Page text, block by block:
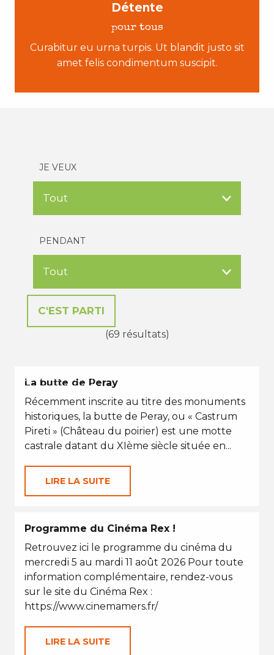
Détente
pour tous
Curabitur eu urna turpis. Ut blandit justo sit
amet felis condimentum suscipit.
JE VEUX
PENDANT
(69 résultats)
VACANCES D'ÉTÉ
La butte de Peray
Récemment inscrite au titre des monuments
historiques, la butte de Peray, ou « Castrum
Pireti » (Château du poirier) est une motte
castrale datant du XIème siècle située en...
LIRE LA SUITE
Programme du Cinéma Rex !
Retrouvez ici le programme du cinéma du
mercredi 5 au mardi 11 août 2026 Pour toute
information complémentaire, rendez-vous
sur le site du Cinéma Rex :
https://www.cinemamers.fr/
LIRE LA SUITE